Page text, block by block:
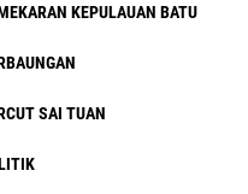
KEPULAUAN BATU
SAI TUAN